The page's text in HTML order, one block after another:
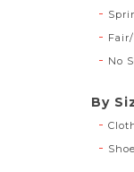
Fair/
No
By